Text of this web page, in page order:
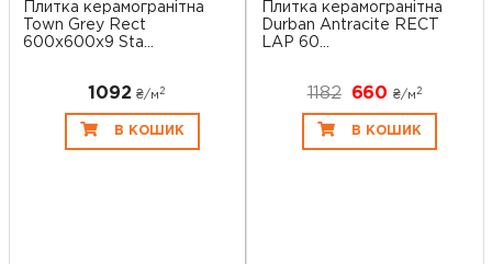
Плитка керамогранітна
Town Grey Rect
600x600x9 Sta...
1092 ₴/м2
В КОШИК
Плитка керамогранітна
Durban Antracite RECT
LAP 60...
1182 660 ₴/м 2
В КОШИК